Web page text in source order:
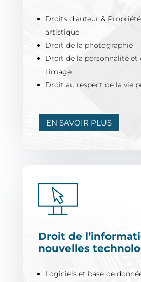
Droits d'auteur &
artistique
Droit de la photographie
Droit de la personnalité et
l'image
Droit au respect de la vie
EN SAVOIR PLUS
Droit de
nouvelles
Logiciels et base de d